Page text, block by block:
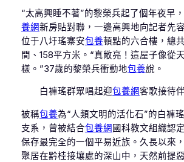
“太高興睡不著”的黎榮兵起了個年夜早
養網新房貼對聯，一邊高興地向記者先
位于八圩瑤寨安包養頓點的六合樓，總
間、158平方米。“真敞亮！這屋子像從
樣。”37歲的黎榮兵衝動地包養說。
白褲瑤群眾唱起迎包養網客歌接待
被稱包養為“人類文明的活化石”的白褲
支系，曾被結合包養網 國科教文組織認
保存最完全的一個平易近族。久長以來
聚居在黔桂接壤處的深山中，天然前提